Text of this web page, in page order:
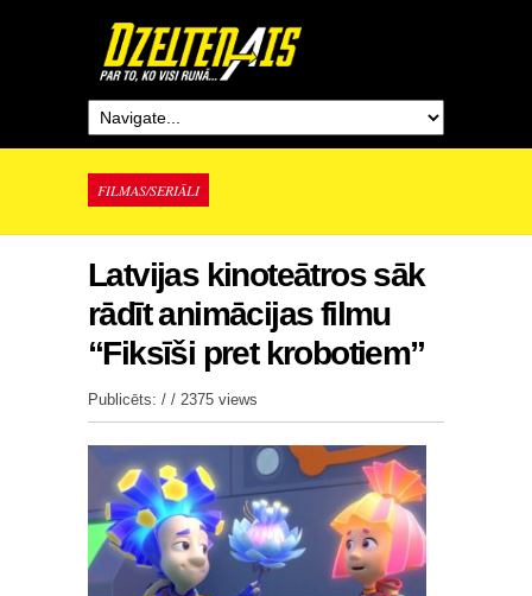
FILMAS/SERIĀLI
Latvijas kinoteātros sāk
rādīt animācijas filmu
“Fiksīši pret krobotiem”
Publicēts: / / 2375 views